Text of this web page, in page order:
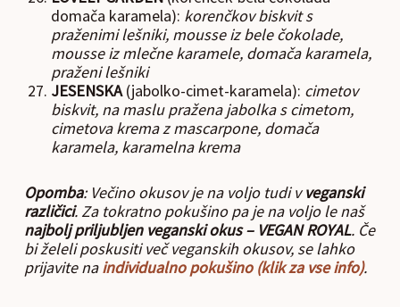
domača karamela): korenčkov biskvit s
praženimi lešniki, mousse iz bele čokolade,
mousse iz mlečne karamele, domača karamela,
praženi lešniki
JESENSKA(jabolko-cimet-karamela): cimetov
biskvit, na maslu pražena jabolka s cimetom,
cimetova krema z mascarpone, domača
karamela, karamelna krema
Opomba: Večino okusov je na voljo tudi vveganski
različici. Za tokratno pokušino pa je na voljo le naš
najbolj priljubljen veganski okus – VEGAN ROYAL. Če
bi želeli poskusiti več veganskih okusov, se lahko
prijavite naindividualno pokušino (klik za vse info).